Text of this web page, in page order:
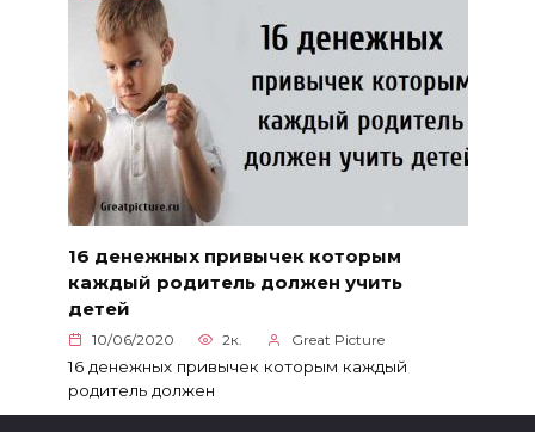
16 денежных привычек которым
каждый родитель должен учить
детей
10/06/2020 2к. Great Picture
16 денежных привычек которым каждый
родитель должен